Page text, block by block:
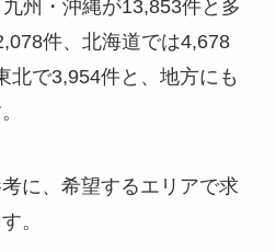
州・沖縄が13,853件と多
件、北海道では4,678
北で3,954件と、地方にも
に、希望するエリアで求
。